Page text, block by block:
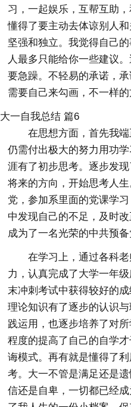
习，一起娱乐，互帮互助
懂得了要主动去体谅别人
坚强和独立。我觉得自己
人最多只能给你一些建议
要急躁。不轻易的承诺，
需要自己来勾画，不一样
大一自我总结 篇6
在思想方面，首先我
仍需付出极大的努力用功
涯有了初步思考。逐步发
将来的方向，开始思考人
党，参加系里面的党课学
中发现自己的不足，及时
成为了一名光荣的中共预备
在学习上，通过各科
力，认真完成了大学一年
末冲刺考试中获得较好的
理论知识有了逐步的认识
践运用，也逐步培养了对
程度的提高了自己的自学
诲模式。再有就是懂得了
考。大一不管是满足还是
信还是自卑，一切都已经